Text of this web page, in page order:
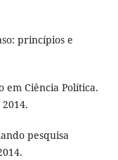
princípios e
em Ciência Política.
pesquisa